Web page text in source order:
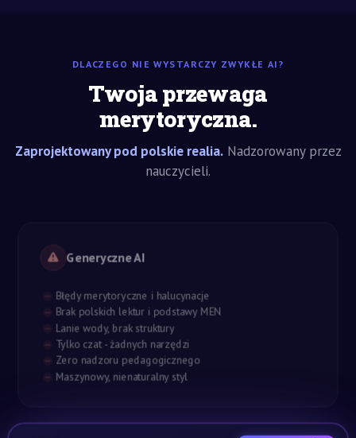
DLACZEGO NIE WYSTARCZY ZWYKŁE AI?
Twoja przewaga
merytoryczna.
Zaprojektowany pod polskie realia.Nadzorowany przez
nauczycieli.
Generyczne AI
Błędy merytoryczne i halucynacje
Brak polskich lektur i podstawy MEN
Lanie wody, brak struktury
Tylko czat - żadnych narzędzi
Zero nadzoru pedagogicznego
Maszynowy, nienaturalny styl